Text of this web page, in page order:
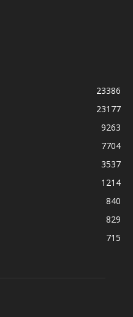
23386
23177
9263
7704
3537
1214
840
829
715